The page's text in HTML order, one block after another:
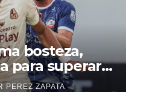
bosteza,
para superar a
2 A 1
PEREZ ZAPATA